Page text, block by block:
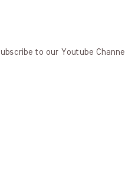
to our Youtube Channel